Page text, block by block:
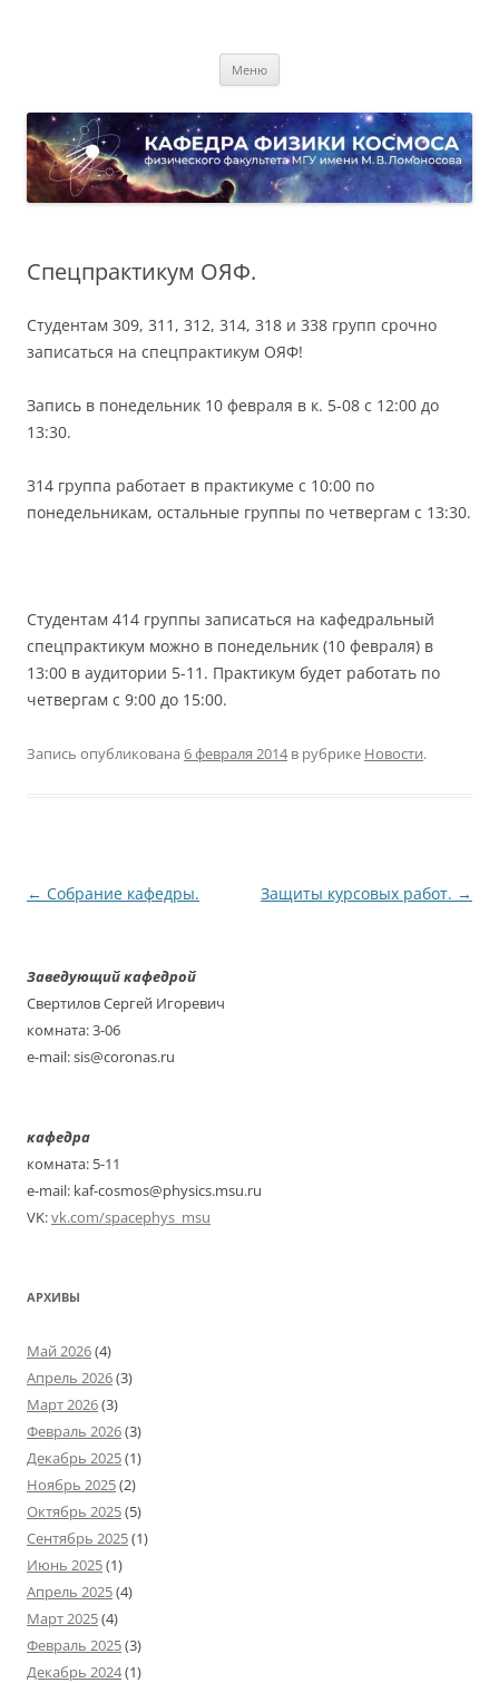
Меню
Спецпрактикум ОЯФ.
Студентам 309, 311, 312, 314, 318 и 338 групп срочно
записаться на спецпрактикум ОЯФ!
Запись в понедельник 10 февраля в к. 5-08 с 12:00 до
13:30.
314 группа работает в практикуме с 10:00 по
понедельникам, остальные группы по четвергам с 13:30.
Студентам 414 группы записаться на кафедральный
спецпрактикум можно в понедельник (10 февраля) в
13:00 в аудитории 5-11. Практикум будет работать по
четвергам с 9:00 до 15:00.
Запись опубликована 6 февраля 2014в рубрике Новости.
Навигация
← Собрание кафедры. Защиты курсовых работ. →
Заведующий кафедрой
Свертилов Сергей Игоревич
комната: 3-06
e-mail: sis@coronas.ru
кафедра
комната: 5-11
e-mail: kaf-cosmos@physics.msu.ru
VK:vk.com/spacephys_msu
АРХИВЫ
Май 2026(4)
Апрель 2026(3)
Март 2026(3)
Февраль 2026(3)
Декабрь 2025(1)
Ноябрь 2025(2)
Октябрь 2025(5)
Сентябрь 2025(1)
Июнь 2025(1)
Апрель 2025(4)
Март 2025(4)
Февраль 2025(3)
Декабрь 2024(1)